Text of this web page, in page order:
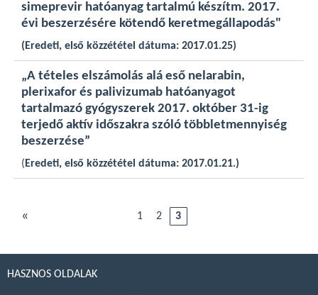
simeprevir hatóanyag tartalmú készítm. 2017.
évi beszerzésére kötendő keretmegállapodás"
(Eredeti, első közzététel dátuma: 2017.01.25)
„A tételes elszámolás alá eső nelarabin,
plerixafor és palivizumab hatóanyagot
tartalmazó gyógyszerek 2017. október 31-ig
terjedő aktív időszakra szóló többletmennyiség
beszerzése”
( Eredeti, első közzététel dátuma: 2017.01.21.)
« 1 2 3
HASZNOS OLDALAK